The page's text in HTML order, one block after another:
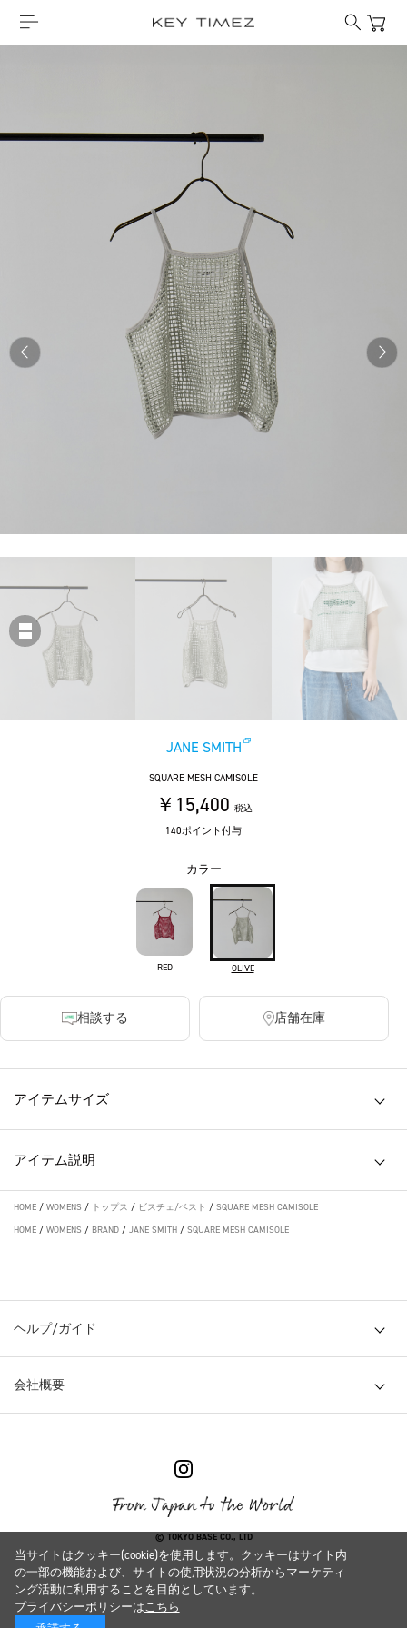
JANE SMITH
SQUARE MESH CAMISOLE
￥15,400 税込
140ポイント付与
カラー
RED OLIVE
相談する 店舗在庫
アイテムサイズ
アイテム説明
HOME / WOMENS / トップス / ビスチェ/ベスト / SQUARE MESH CAMISOLE
HOME / WOMENS / BRAND / JANE SMITH / SQUARE MESH CAMISOLE
ヘルプ/ガイド
会社概要
© TOKYO BASE CO., LTD
当サイトはクッキー(cookie)を使用します。クッキーはサイト内
の一部の機能および、サイトの使用状況の分析からマーケティ
ング活動に利用することを目的としています。
プライバシーポリシーはこちら